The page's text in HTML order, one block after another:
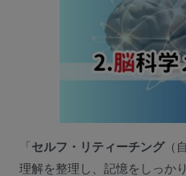
「セルフ・リティーチング（
理解を整理し、記憶をしっか